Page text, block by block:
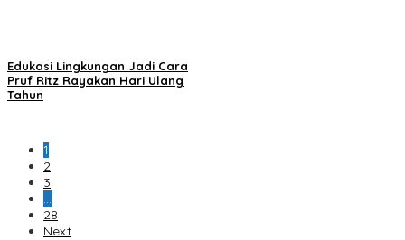
Edukasi Lingkungan Jadi Cara
Pruf Ritz Rayakan Hari Ulang
Tahun
1
2
3
…
28
Next